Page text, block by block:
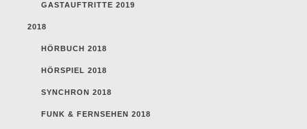
GASTAUFTRITTE 2019
2018
HÖRBUCH 2018
HÖRSPIEL 2018
SYNCHRON 2018
FUNK & FERNSEHEN 2018